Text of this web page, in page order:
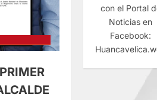
con el Portal
Noticias en
Facebook: